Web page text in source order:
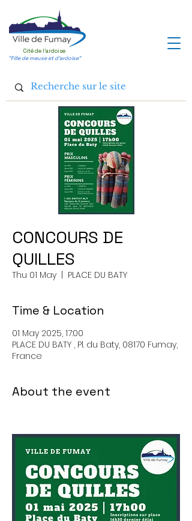
Cité de l'ardoise
"Fille de meuse et d'ardoise"
CONCOURS DE
QUILLES
Thu 01 May PLACE DU BATY
Time & Location
01 May 2025, 17:00
PLACE DU BATY , Pl. du Baty, 08170 Fumay,
France
About the event